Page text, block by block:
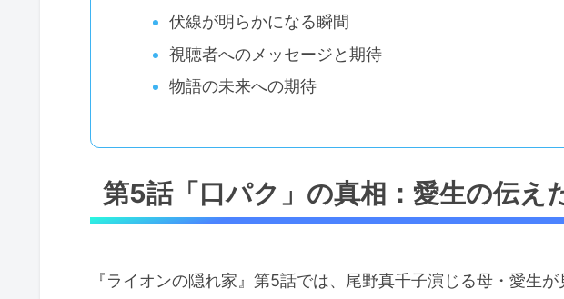
伏線が明らかになる瞬間
視聴者へのメッセージと期待
物語の未来への期待
第5話「口パク」の真相：愛生の伝え
『ライオンの隠れ家』第5話では、尾野真千子演じる母・愛生